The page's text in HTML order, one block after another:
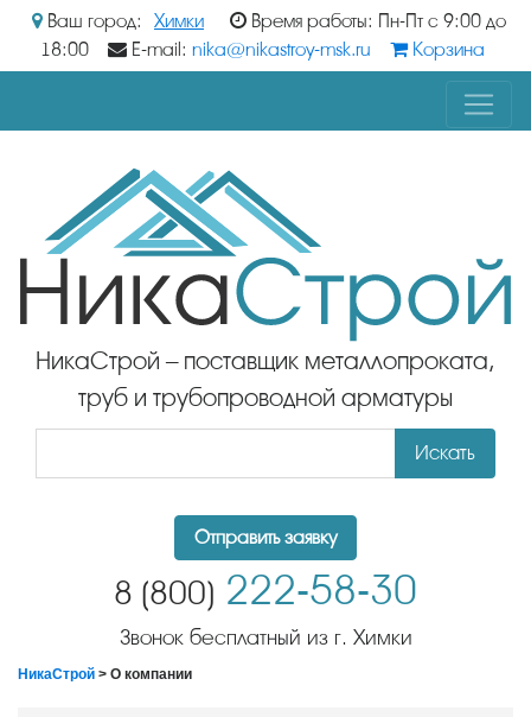
Ваш город: Химки
Время работы: Пн-Пт с 9:00 до
18:00
E-mail: nika@nikastroy-msk.ru Корзина
НикаСтрой – поставщик металлопроката,
труб и трубопроводной арматуры
Искать
Отправить заявку
8 (800) 222-58-30
Звонок бесплатный из г. Химки
НикаСтрой > О компании